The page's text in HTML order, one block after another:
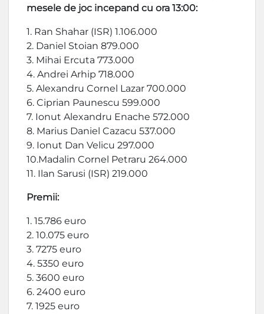
mesele de joc incepand cu ora 13:00:
1. Ran Shahar (ISR) 1.106.000
2. Daniel Stoian 879.000
3. Mihai Ercuta 773.000
4. Andrei Arhip 718.000
5. Alexandru Cornel Lazar 700.000
6. Ciprian Paunescu 599.000
7. Ionut Alexandru Enache 572.000
8. Marius Daniel Cazacu 537.000
9. Ionut Dan Velicu 297.000
10.Madalin Cornel Petraru 264.000
11. Ilan Sarusi (ISR) 219.000
Premii:
1. 15.786 euro
2. 10.075 euro
3. 7275 euro
4. 5350 euro
5. 3600 euro
6. 2400 euro
7. 1925 euro